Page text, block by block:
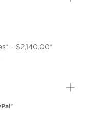
- $2,140.00*
*